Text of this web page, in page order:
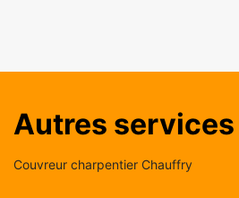
Autres services
Couvreur charpentier Chauffry